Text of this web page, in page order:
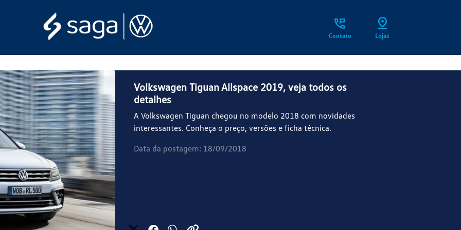
Contato Lojas
Volkswagen Tiguan Allspace 2019, veja todos os
detalhes
A Volkswagen Tiguan chegou no modelo 2018 com novidades
interessantes. Conheça o preço, versões e ficha técnica.
Data da postagem: 18/09/2018